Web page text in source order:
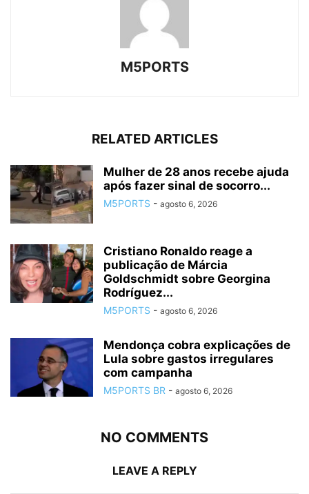
M5PORTS
RELATED ARTICLES
Mulher de 28 anos recebe ajuda
após fazer sinal de socorro...
M5PORTS - agosto 6, 2026
Cristiano Ronaldo reage a
publicação de Márcia
Goldschmidt sobre Georgina
Rodríguez...
M5PORTS - agosto 6, 2026
Mendonça cobra explicações de
Lula sobre gastos irregulares
com campanha
M5PORTS BR - agosto 6, 2026
NO COMMENTS
LEAVE A REPLY